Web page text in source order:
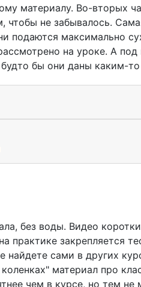
материалу. Во-вторых
чтобы не забывалось.
подаются максимально
на уроке. А под
бы они даны каким-
без воды. Видео
практике закрепляется
найдете сами в других
материал про
чем в курсе, но тем не